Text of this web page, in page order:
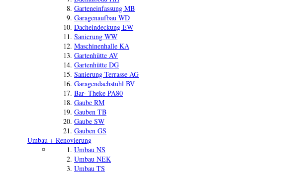
Garteneinfassung MB
Garagenaufbau WD
Dacheindeckung EW
Sanierung WW
Maschinenhalle KA
Gartenhütte AV
Gartenhütte DG
Sanierung Terrasse AG
Garagendachstuhl BV
Bar- Theke PA80
Gaube RM
Gauben TB
Gaube SW
Gauben GS
Umbau + Renovierung
Umbau NS
Umbau NEK
Umbau TS